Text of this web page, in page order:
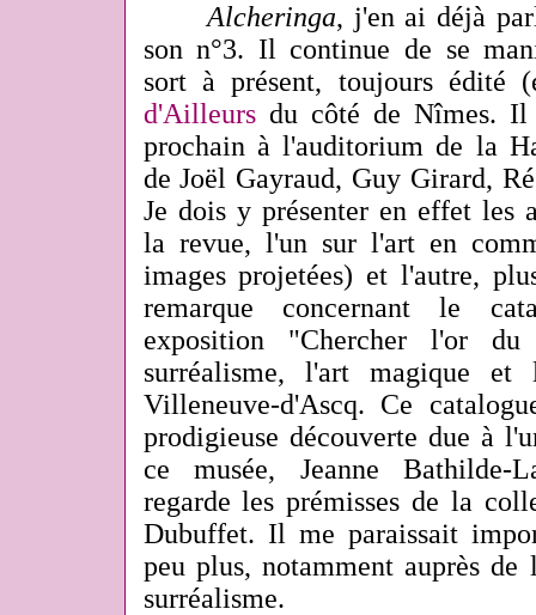
Alcheringa, j'en ai déjà
son n°3. Il continue de se
sort à présent, toujours édité
d'Ailleursdu côté de Nîmes. Il
prochain à l'auditorium de la
de Joël Gayraud, Guy Girard,
Je dois y présenter en effet les
la revue, l'un sur l'art en
images projetées) et l'autre,
remarque concernant le
exposition "Chercher l'or du
surréalisme, l'art magique
Villeneuve-d'Ascq. Ce
prodigieuse découverte due à
ce musée, Jeanne Bathilde-
regarde les prémisses de la
Dubuffet. Il me paraissait
peu plus, notamment auprès de
surréalisme.